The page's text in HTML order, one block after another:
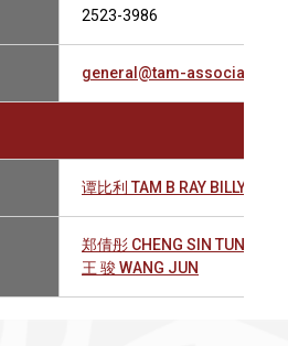
2523-3986
general@tam-
谭比利 TAM B RAY BILLY
郑倩彤 CHENG SIN TUNG
王 骏 WANG JUN